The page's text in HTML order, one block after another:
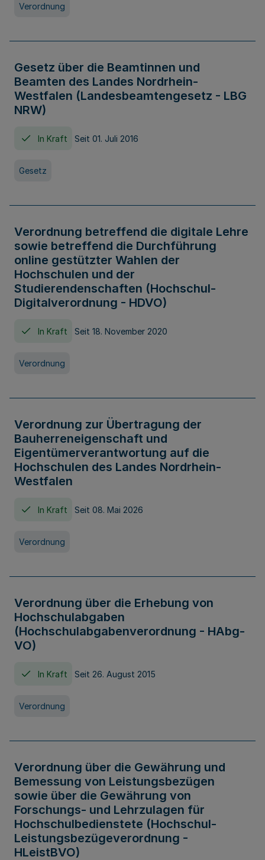
Verordnung
Gesetz über die Beamtinnen und
Beamten des Landes Nordrhein-
Westfalen (Landesbeamtengesetz - LBG
NRW)
In Kraft Seit 01. Juli 2016
Gesetz
Verordnung betreffend die digitale Lehre
sowie betreffend die Durchführung
online gestützter Wahlen der
Hochschulen und der
Studierendenschaften (Hochschul-
Digitalverordnung - HDVO)
In Kraft Seit 18. November 2020
Verordnung
Verordnung zur Übertragung der
Bauherreneigenschaft und
Eigentümerverantwortung auf die
Hochschulen des Landes Nordrhein-
Westfalen
In Kraft Seit 08. Mai 2026
Verordnung
Verordnung über die Erhebung von
Hochschulabgaben
(Hochschulabgabenverordnung - HAbg-
VO)
In Kraft Seit 26. August 2015
Verordnung
Verordnung über die Gewährung und
Bemessung von Leistungsbezügen
sowie über die Gewährung von
Forschungs- und Lehrzulagen für
Hochschulbedienstete (Hochschul-
Leistungsbezügeverordnung -
HLeistBVO)